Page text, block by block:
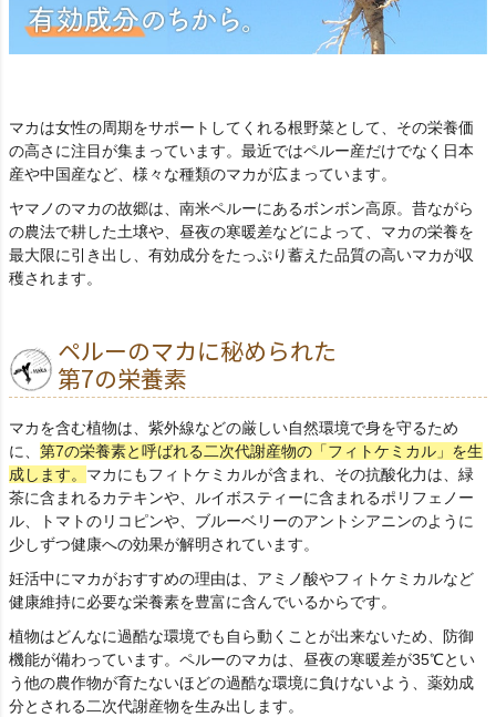
マカは女性の周期をサポートしてくれる根野菜として、その栄養価
の高さに注目が集まっています。最近ではペルー産だけでなく日本
産や中国産など、様々な種類のマカが広まっています。
ヤマノのマカの故郷は、南米ペルーにあるボンボン高原。昔ながら
の農法で耕した土壌や、昼夜の寒暖差などによって、マカの栄養を
最大限に引き出し、有効成分をたっぷり蓄えた品質の高いマカが収
穫されます。
ペルーのマカに秘められた
第7の栄養素
マカを含む植物は、紫外線などの厳しい自然環境で身を守るため
に、 第7の栄養素と呼ばれる二次代謝産物の「フィトケミカル」を生
成します。 マカにもフィトケミカルが含まれ、その抗酸化力は、緑
茶に含まれるカテキンや、ルイボスティーに含まれるポリフェノー
ル、トマトのリコピンや、ブルーベリーのアントシアニンのように
少しずつ健康への効果が解明されています。
妊活中にマカがおすすめの理由は、アミノ酸やフィトケミカルなど
健康維持に必要な栄養素を豊富に含んでいるからです。
植物はどんなに過酷な環境でも自ら動くことが出来ないため、防御
機能が備わっています。ペルーのマカは、昼夜の寒暖差が35℃とい
う他の農作物が育たないほどの過酷な環境に負けないよう、薬効成
分とされる二次代謝産物を生み出します。